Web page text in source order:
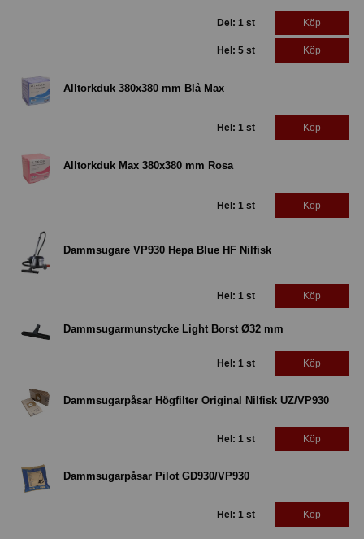
Del: 1 st Köp
Hel: 5 st Köp
Alltorkduk 380x380 mm Blå Max
Hel: 1 st Köp
Alltorkduk Max 380x380 mm Rosa
Hel: 1 st Köp
Dammsugare VP930 Hepa Blue HF Nilfisk
Hel: 1 st Köp
Dammsugarmunstycke Light Borst Ø32 mm
Hel: 1 st Köp
Dammsugarpåsar Högfilter Original Nilfisk UZ/VP930
Hel: 1 st Köp
Dammsugarpåsar Pilot GD930/VP930
Hel: 1 st Köp